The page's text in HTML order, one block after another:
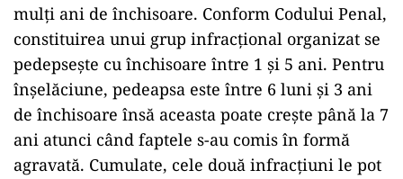
mulți ani de închisoare. Conform Codului Penal,
constituirea unui grup infracțional organizat se
pedepsește cu închisoare între 1 și 5 ani. Pentru
înșelăciune, pedeapsa este între 6 luni și 3 ani
de închisoare însă aceasta poate crește până la 7
ani atunci când faptele s-au comis în formă
agravată. Cumulate, cele două infracțiuni le pot